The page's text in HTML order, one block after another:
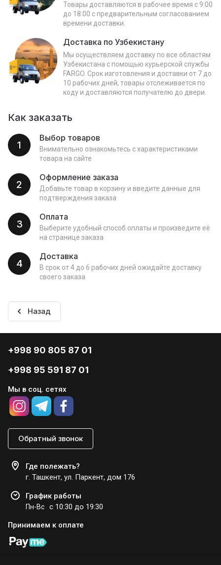
Товары доставляются в рабочее время с 9:00
до 18:00 с предварительным согласованием
времени доставки.
Доставка по Узбекистану
Мы осуществляем доставку по все областям
Узбекистана с помощью курьерской службы
FARGO. Срок изготовления и доставки от 7 до
10 рабочих дней, товары отслеживается по
коду и доставляются получателю до двери.
Как заказать
1
Выбор товаров
Внимательно ознакомьтесь с характеристиками
товара на сайте
2
Оформление заказа
Добавьте товар в корзину и введите данные для
подтверждения заказа
3
Оплата
Выберите удобный способ оплаты и произведите её
на странице заказа
4
Доставка
В срок от 4 до 6 рабочих дней ожидайте доставку
своего заказа
Назад
+998 90 805 87 01
+998 95 591 87 01
Мы в cоц. сетях
Обратный звонок
Где полежать?
г. Ташкент, ул. Паркент, дом 176
График работы
Пн-Вс с 10:30 до 19:30
Принимаем к оплате